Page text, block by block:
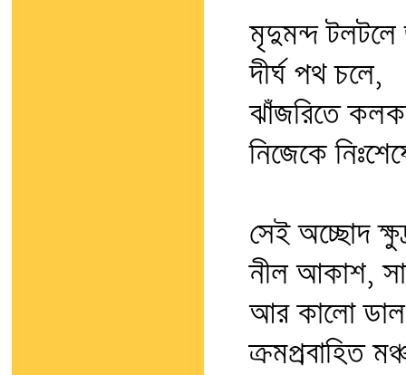
মৃদুমন্দ
দীর্ঘ পথ চলে,
ঝাঁজরিতে
নিজেকে
সেই অচ্ছোদ
নীল আকাশ,
আর কালো
ক্রমপ্রবাহিত